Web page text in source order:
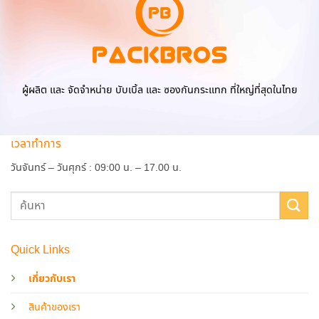
ผู้ผลิต และ จัดจำหน่าย บับเบิ้ล และ ซองกันกระแทก ที่ใหญ่ที่สุดในไทย
Quick Links
เกี่ยวกับเรา
สินค้าของเรา
เวลาทำการ
วันจันทร์ – วันศุกร์ : 09:00 น. – 17.00 น.